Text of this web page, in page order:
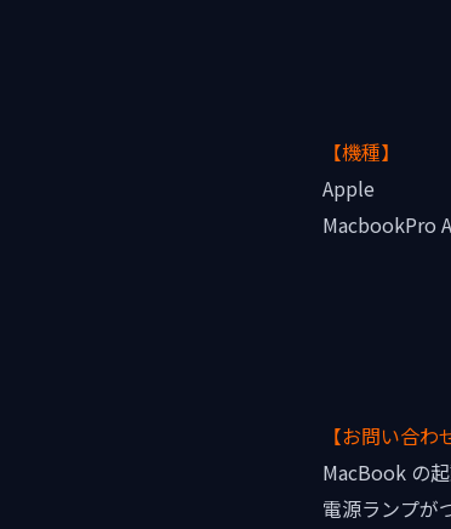
【機種】
Apple
MacbookPro
【お問い合わ
MacBook の
電源ランプが